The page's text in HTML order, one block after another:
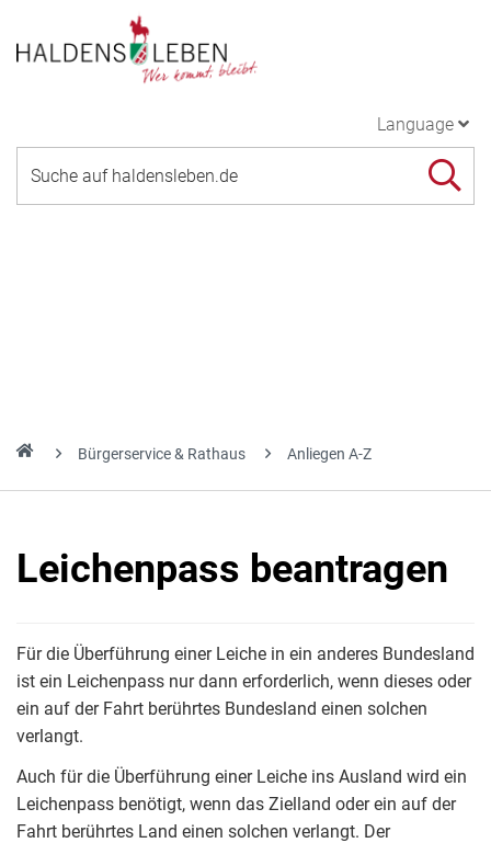
Language
Bürgerservice & Rathaus Anliegen A-Z
Leichenpass beantragen
Für die Überführung einer Leiche in ein anderes Bundesland
ist ein Leichenpass nur dann erforderlich, wenn dieses oder
ein auf der Fahrt berührtes Bundesland einen solchen
verlangt.
Auch für die Überführung einer Leiche ins Ausland wird ein
Leichenpass benötigt, wenn das Zielland oder ein auf der
Fahrt berührtes Land einen solchen verlangt. Der